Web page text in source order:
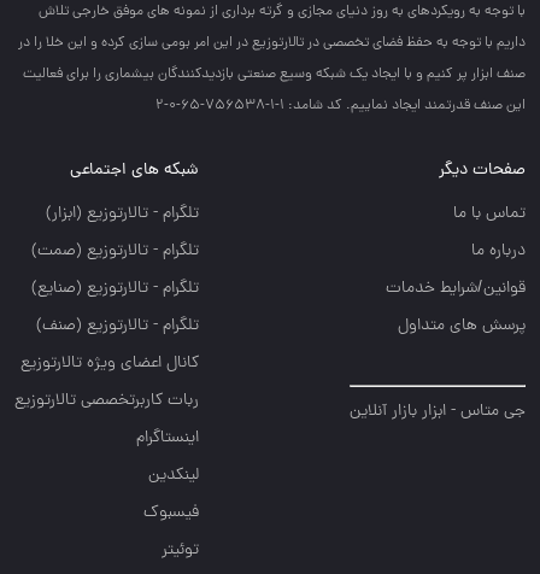
با توجه به رويكردهاي به روز دنياي مجازي و گرته برداري از نمونه هاي موفق خارجي تلاش
داريم با توجه به حفظ فضاي تخصصي در تالارتوزيع در اين امر بومي سازي كرده و اين خلا را در
صنف ابزار پر كنيم و با ايجاد يك شبكه وسيع صنعتي بازديدكنندگان بيشماري را براي فعاليت
اين صنف قدرتمند ايجاد نماييم. کد شامد: 1-1-756538-65-0-2
صفحات دیگر
تماس با ما
درباره ما
قوانین/شرایط خدمات
پرسش های متداول
جی متاس - ابزار بازار آنلاین
شبکه های اجتماعی
تلگرام - تالارتوزيع (ابزار)
تلگرام - تالارتوزيع (صمت)
تلگرام - تالارتوزيع (صنايع)
تلگرام - تالارتوزیع (صنف)
کانال اعضای ویژه تالارتوزیع
ربات کاربرتخصصی تالارتوزیع
اینستاگرام
لینکدین
فیسبوک
توئیتر